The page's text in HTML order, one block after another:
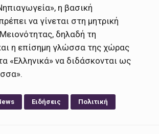
η βασική
να γίνεται στη μητρική
δηλαδή τη
η επίσημη γλώσσα της χώρας
«Ελληνικά» να διδάσκονται ως
Ειδήσεις Πολιτική